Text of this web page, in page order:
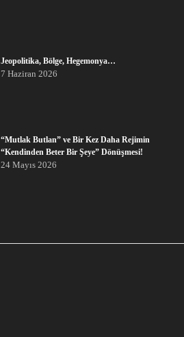
Jeopolitika, Bölge, Hegemonya…
7 Haziran 2026
“Mutlak Butlan” ve Bir Kez Daha Rejimin
“Kendinden Beter Bir Şeye” Dönüşmesi!
24 Mayıs 2026